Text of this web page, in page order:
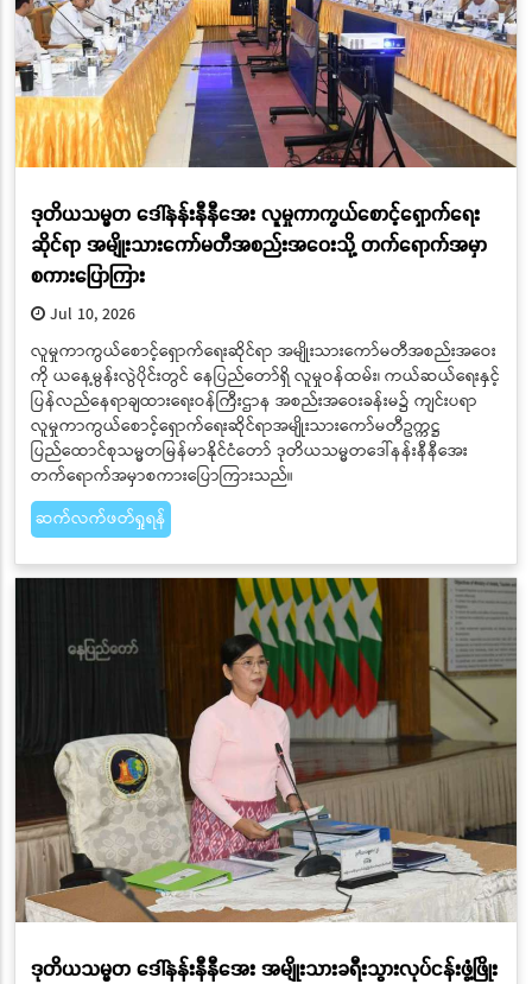
ဒုတိယသမ္မတ ဒေါ်နန်းနီနီအေး လူမှုကာကွယ်စောင့်ရှောက်ရေး
ဆိုင်ရာ အမျိုးသားကော်မတီအစည်းအဝေးသို့ တက်ရောက်အမှာ
စကားပြောကြား
Jul 10, 2026
လူမှုကာကွယ်စောင့်ရှောက်ရေးဆိုင်ရာ အမျိုးသားကော်မတီအစည်းအဝေး
ကို ယနေ့မွန်းလွဲပိုင်းတွင် နေပြည်တော်ရှိ လူမှုဝန်ထမ်း၊ ကယ်ဆယ်ရေးနှင့်
ပြန်လည်နေရာချထားရေးဝန်ကြီးဌာန အစည်းအဝေးခန်းမ၌ ကျင်းပရာ
လူမှုကာကွယ်စောင့်ရှောက်ရေးဆိုင်ရာအမျိုးသားကော်မတီဥက္ကဋ္ဌ
ပြည်ထောင်စုသမ္မတမြန်မာနိုင်ငံတော် ဒုတိယသမ္မတဒေါ်နန်းနီနီအေး
တက်ရောက်အမှာစကားပြောကြားသည်။
ဆက်လက်ဖတ်ရှုရန်
ဒုတိယသမ္မတ ဒေါ်နန်းနီနီအေး အမျိုးသားခရီးသွားလုပ်ငန်းဖွံ့ဖြိုး